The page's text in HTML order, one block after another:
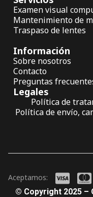
Examen visual
Mantenimiento de
Traspaso de lentes
Información
Sobre nosotros
Contacto
Preguntas
Legales
Política de
Política de envío,
© Copyright 2025 –
Aceptamos: